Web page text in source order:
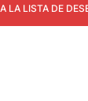
LA LISTA DE